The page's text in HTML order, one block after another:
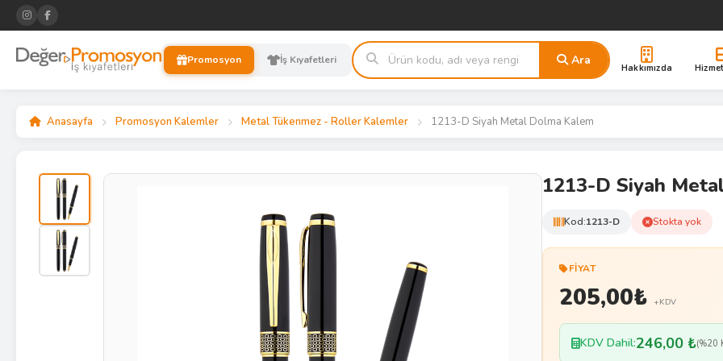
Promosyon İş Kıyafetleri Ara
Hakkımızda
Anasayfa Promosyon Kalemler Metal Tükenmez - Roller Kalemler 1213-D Siyah Metal Dolma Kalem
1213-D Siyah
Kod:1213-D Stokta yok
FIYAT
205,00₺ +KDV
KDV Dahil:246,00 ₺(%20